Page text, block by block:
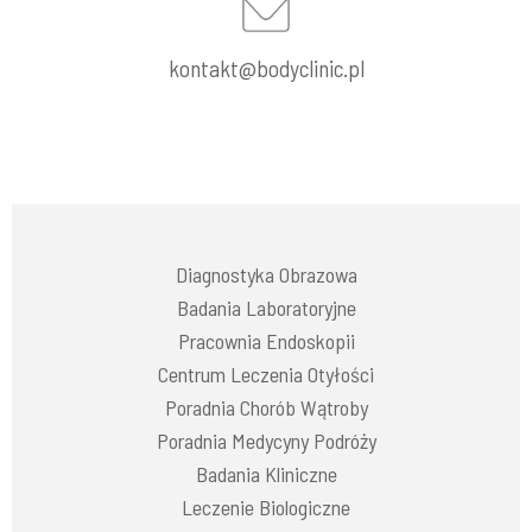
kontakt@bodyclinic.pl
Diagnostyka Obrazowa
Badania Laboratoryjne
Pracownia Endoskopii
Centrum Leczenia Otyłości
Poradnia Chorób Wątroby
Poradnia Medycyny Podróży
Badania Kliniczne
Leczenie Biologiczne